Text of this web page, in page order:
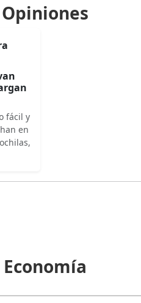
Opiniones
fácil y
en
Economía